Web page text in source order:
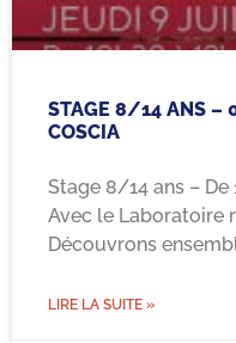
STAGE 8/14 ANS –
COSCIA
Stage 8/14 ans – De
Avec le Laboratoire
Découvrons
LIRE LA SUITE »